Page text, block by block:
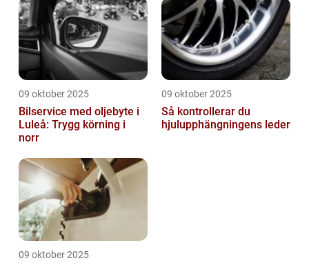
09 oktober 2025
Bilservice med oljebyte i
Luleå: Trygg körning i
norr
09 oktober 2025
Så kontrollerar du
hjulupphängningens leder
09 oktober 2025